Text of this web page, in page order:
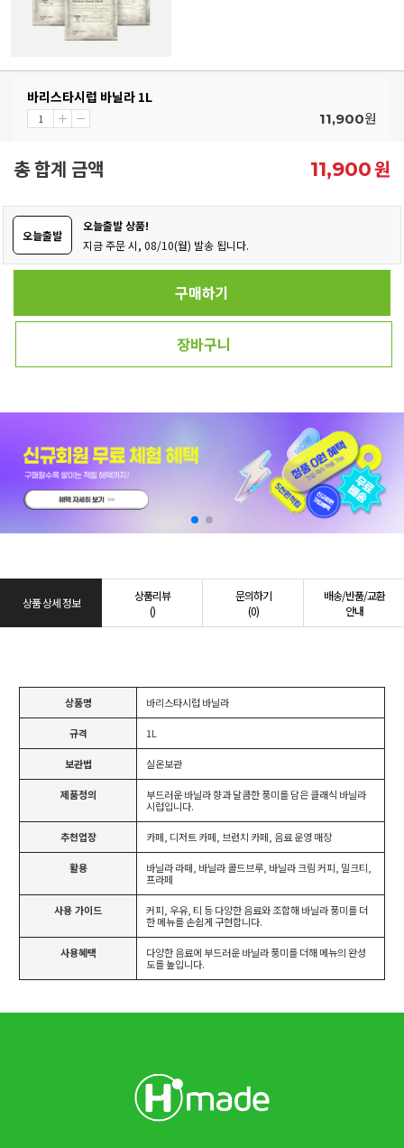
바리스타시럽 바닐라 1L
11,900원
총 합계 금액 11,900원
오늘출발
오늘출발 상품!
지금 주문 시, 08/10(월) 발송 됩니다.
구매하기
장바구니
상품 상세 정보
상품리뷰
()
문의하기
(0)
배송/반품/교환
안내
상품명 바리스타시럽 바닐라
규격 1L
보관법 실온보관
제품정의
부드러운 바닐라 향과 달콤한 풍미를 담은 클래식 바닐라
시럽입니다.
추천업장 카페, 디저트 카페, 브런치 카페, 음료 운영 매장
활용
바닐라 라떼, 바닐라 콜드브루, 바닐라 크림 커피, 밀크티,
프라페
사용 가이드
커피, 우유, 티 등 다양한 음료와 조합해 바닐라 풍미를 더
한 메뉴를 손쉽게 구현합니다.
사용혜택
다양한 음료에 부드러운 바닐라 풍미를 더해 메뉴의 완성
도를 높입니다.